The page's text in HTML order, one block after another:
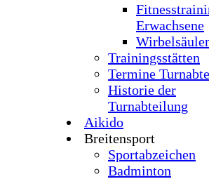
Erwachsene
Trainingsstätten
Termine
Historie der
Turnabteilung
Aikido
Breitensport
Sportabzeichen
Badminton